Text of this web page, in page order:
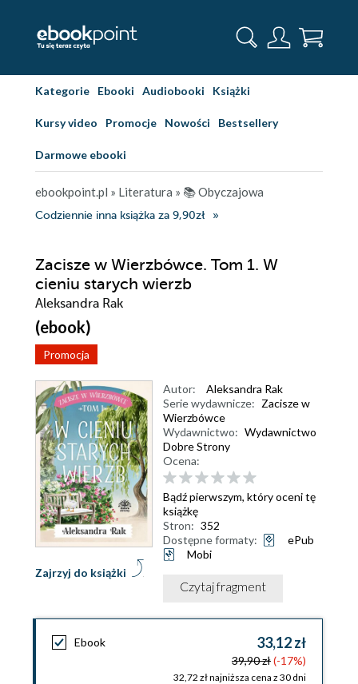
Kategorie Ebooki Audiobooki Książki
Kursy video Promocje Nowości Bestsellery
Darmowe ebooki
ebookpoint.pl » Literatura » 📚 Obyczajowa
Codziennie inna książka za 9,90zł
Zacisze w Wierzbówce. Tom 1. W
cieniu starych wierzb
Aleksandra Rak
(ebook)
Promocja
Zajrzyj do książki
Autor:
Aleksandra Rak
Serie wydawnicze: Zacisze w
Wierzbówce
Wydawnictwo: Wydawnictwo
Dobre Strony
Ocena:
Bądź pierwszym, który oceni tę
książkę
Stron: 352
Dostępne formaty:
ePub
Mobi
Czytaj fragment
Ebook 33,12 zł
39,90 zł(-17%)
32,72 zł najniższa cena z 30 dni